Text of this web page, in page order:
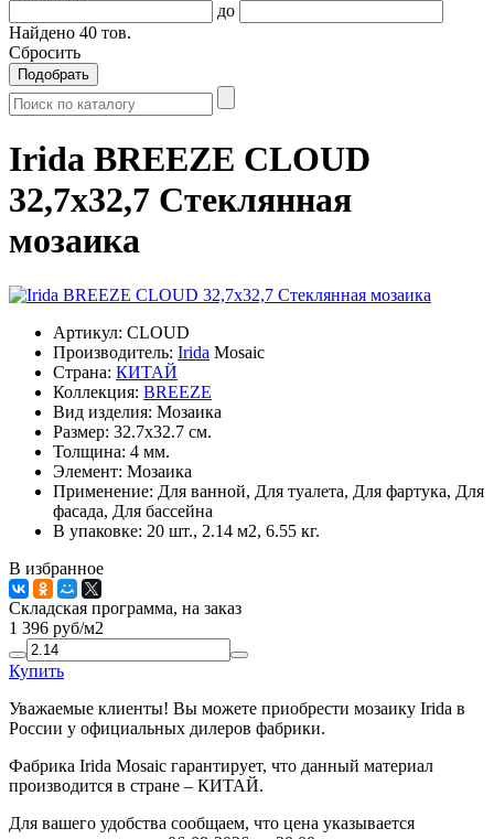
до
Найдено 40 тов.
Сбросить
Подобрать
Irida BREEZE CLOUD
32,7x32,7 Стеклянная
мозаика
Артикул: CLOUD
Производитель: Irida Mosaic
Страна: КИТАЙ
Коллекция: BREEZE
Вид изделия: Мозаика
Размер: 32.7x32.7 см.
Толщина: 4 мм.
Элемент: Мозаика
Применение: Для ванной, Для туалета, Для фартука, Для
фасада, Для бассейна
В упаковке: 20 шт., 2.14 м2, 6.55 кг.
В избранное
Складская программа, на заказ
1 396 руб/м2
Купить
Уважаемые клиенты! Вы можете приобрести мозаику Irida в
России у официальных дилеров фабрики.
Фабрика Irida Mosaic гарантирует, что данный материал
производится в стране – КИТАЙ.
Для вашего удобства сообщаем, что цена указывается